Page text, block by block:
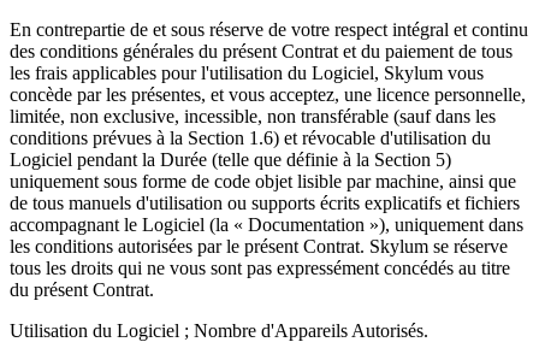
En contrepartie de et sous réserve de votre respect intégral et continu
des conditions générales du présent Contrat et du paiement de tous
les frais applicables pour l'utilisation du Logiciel, Skylum vous
concède par les présentes, et vous acceptez, une licence personnelle,
limitée, non exclusive, incessible, non transférable (sauf dans les
conditions prévues à la Section 1.6) et révocable d'utilisation du
Logiciel pendant la Durée (telle que définie à la Section 5)
uniquement sous forme de code objet lisible par machine, ainsi que
de tous manuels d'utilisation ou supports écrits explicatifs et fichiers
accompagnant le Logiciel (la « Documentation »), uniquement dans
les conditions autorisées par le présent Contrat. Skylum se réserve
tous les droits qui ne vous sont pas expressément concédés au titre
du présent Contrat.
Utilisation du Logiciel ; Nombre d'Appareils Autorisés.